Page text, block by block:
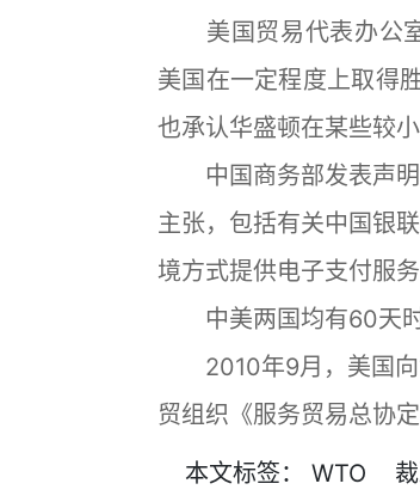
美国贸易代表办公室
美国在一定程度上取得
也承认华盛顿在某些较小
中国商务部发表声明
主张，包括有关中国银
境方式提供电子支付服务
中美两国均有60天时
2010年9月，美国向
贸组织《服务贸易总协
本文标签： WTO